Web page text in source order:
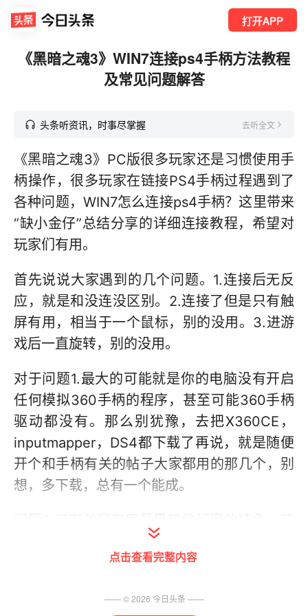
打开APP
《黑暗之魂3》WIN7连接ps4手柄方法教程
及常见问题解答
头条听资讯，时事尽掌握 去听全文
《黑暗之魂3》PC版很多玩家还是习惯使用手
柄操作，很多玩家在链接PS4手柄过程遇到了
各种问题，WIN7怎么连接ps4手柄？这里带来
“缺小金仔”总结分享的详细连接教程，希望对
玩家们有用。
首先说说大家遇到的几个问题。1.连接后无反
应，就是和没连没区别。2.连接了但是只有触
屏有用，相当于一个鼠标，别的没用。3.进游
戏后一直旋转，别的没用。
对于问题1.最大的可能就是你的电脑没有开启
任何模拟360手柄的程序，甚至可能360手柄
驱动都没有。那么别犹豫，去把X360CE，
inputmapper，DS4都下载了再说，就是随便
开个和手柄有关的帖子大家都用的那几个，别
想，多下载，总有一个能成。
过黑魂2的人可能也因此受过苦。其实我不也
懂原理，只知道在黑魂2时，解压X360ce放到
是下载啥，就是一路next。然后选择手柄1，
点击查看完整内容
—— ©2026 今日头条 ——